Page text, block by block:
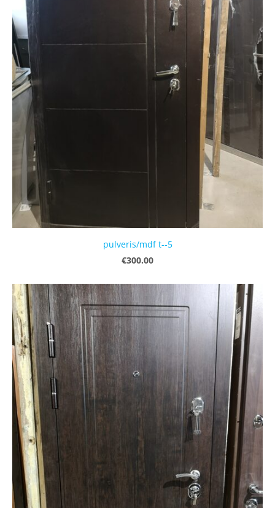
pulveris/mdf t--5
€300.00